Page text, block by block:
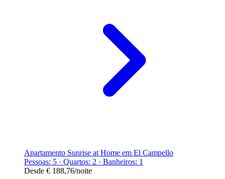
Apartamento Sunrise at Home em El Campello
Pessoas: 5 · Quartos: 2 · Banheiros: 1
Desde € 188,76/noite